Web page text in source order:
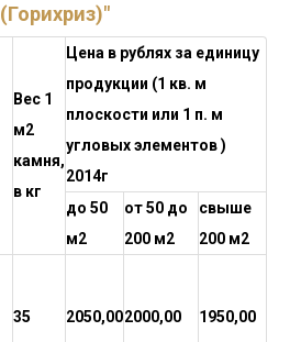
(Горихриз)"
Вес 1
м2
камня,
в кг
Цена в рублях за единицу
продукции (1 кв. м
плоскости или 1 п. м
угловых элементов )
2014г
до 50
м2
от 50 до
200 м2
свыше
200 м2
35 2050,002000,00 1950,00